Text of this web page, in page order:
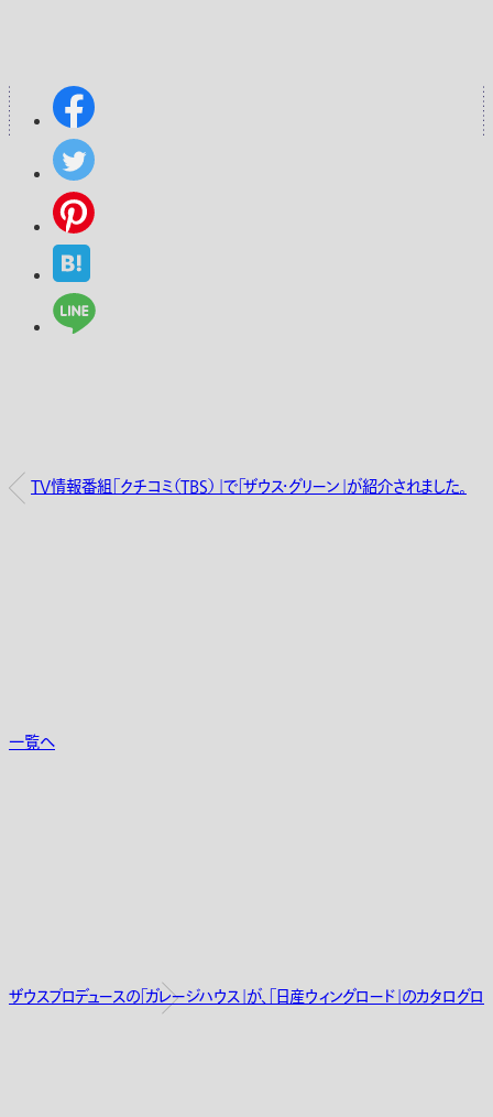
TV情報番組「クチコミ（TBS）」で「ザウス・グリーン」が紹介されました。
一覧へ
ザウスプロデュースの「ガレージハウス」が、「日産ウィングロード」のカタログ